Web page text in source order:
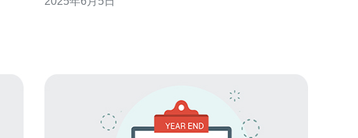
DDoS等网络攻击的侵害。 香港主机拥有良好的网络